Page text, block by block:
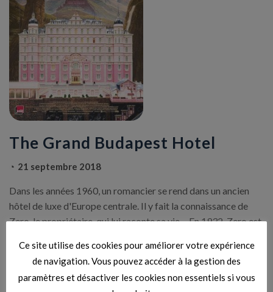
The Grand Budapest Hotel
21 septembre 2018
Dans les années 1960, un romancier se rend dans un ancien
hôtel de luxe d'Europe centrale. Il y fait la connaissance de
Zero, le propriétaire, qui lui raconte sa vie… En 1932, Zero est
concierge. Un jour, ce dernier reçoit en héritage d'une
maîtresse […]
Ce site utilise des cookies pour améliorer votre expérience
de navigation. Vous pouvez accéder à la gestion des
paramètres et désactiver les cookies non essentiels si vous